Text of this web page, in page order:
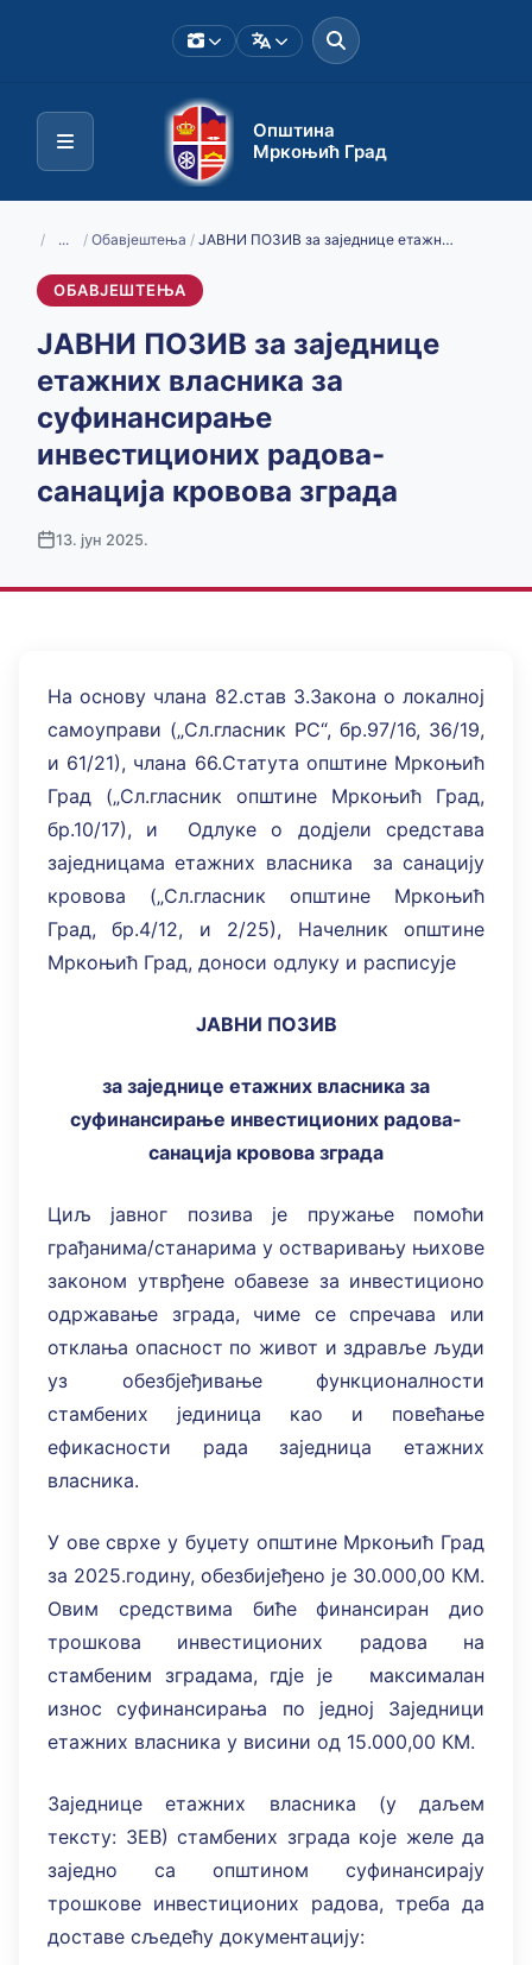
Општина
Мркоњић Град
/ ... / Обавјештења / ЈАВНИ ПОЗИВ за заједнице етажних власника за суфинансирање инвестиционих радова-санација кровова зграда
ОБАВЈЕШТЕЊА
ЈАВНИ ПОЗИВ за заједнице
етажних власника за
суфинансирање
инвестиционих радова-
санација кровова зграда
13. јун 2025.
На основу члана 82.став 3.Закона о локалној
самоуправи („Сл.гласник РС“, бр.97/16, 36/19,
и 61/21), члана 66.Статута општине Мркоњић
Град („Сл.гласник општине Мркоњић Град,
бр.10/17), и Одлуке о додјели средстава
заједницама етажних власника за санацију
кровова („Сл.гласник општине Мркоњић
Град, бр.4/12, и 2/25), Начелник општине
Мркоњић Град, доноси одлуку и расписује
ЈАВНИ ПОЗИВ
за заједнице етажних власника за
суфинансирање инвестиционих радова-
санација кровова зграда
Циљ јавног позива је пружање помоћи
грађанима/станарима у остваривању њихове
законом утврђене обавезе за инвестиционо
одржавање зграда, чиме се спречава или
отклања опасност по живот и здравље људи
уз обезбјеђивање функционалности
стамбених јединица као и повећање
ефикасности рада заједница етажних
власника.
У ове сврхе у буџету општине Мркоњић Град
за 2025.годину, обезбијеђено је 30.000,00 КМ.
Овим средствима биће финансиран дио
трошкова инвестиционих радова на
стамбеним зградама, гдје је максималан
износ суфинансирања по једној Заједници
етажних власника у висини од 15.000,00 КМ.
Заједнице етажних власника (у даљем
тексту: ЗЕВ) стамбених зграда које желе да
заједно са општином суфинансирају
трошкове инвестиционих радова, треба да
доставе сљедећу документацију: